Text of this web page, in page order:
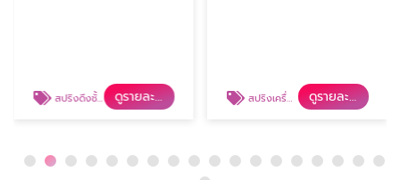
สปริงดึงชั้นวางแผ่นยาง ดูรายละเอียด สปริงเครื่องปั้มน้ำ ดูรายละเอียด